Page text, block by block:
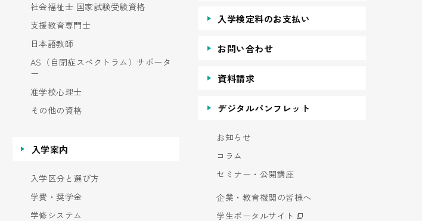
社会福祉士 国家試験受験資格
支援教育専門士
日本語教師
AS（自閉症スペクトラム）サポータ
ー
准学校心理士
その他の資格
入学案内
入学区分と選び方
学費・奨学金
学修システム
入学検定料のお支払い
お問い合わせ
資料請求
デジタルパンフレット
お知らせ
コラム
セミナー・公開講座
企業・教育機関の皆様へ
学生ポータルサイト